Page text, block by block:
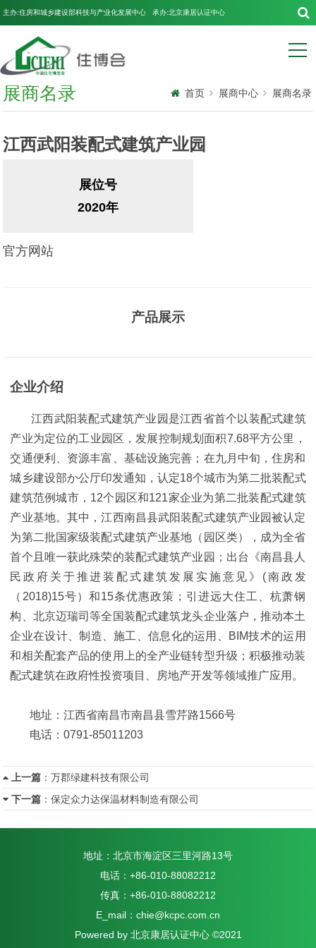
主办:住房和城乡建设部科技与产业化发展中心 承办:北京康居认证中心
展商名录 首页 展商中心 展商名录
江西武阳装配式建筑产业园
展位号
2020年
官方网站
产品展示
企业介绍
江西武阳装配式建筑产业园是江西省首个以装配式建筑
产业为定位的工业园区，发展控制规划面积7.68平方公里，
交通便利、资源丰富、基础设施完善；在九月中旬，住房和
城乡建设部か公厅印发通知，认定18个城市为第二批装配式
建筑范例城市，12个园区和121家企业为第二批装配式建筑
产业基地。其中，江西南昌县武阳装配式建筑产业园被认定
为第二批国家级装配式建筑产业基地（园区类），成为全省
首个且唯一获此殊荣的装配式建筑产业园；出台《南昌县人
民政府关于推进装配式建筑发展实施意见》(南政发
（2018)15号）和15条优惠政策；引进远大住工、杭萧钢
构、北京迈瑞司等全国装配式建筑龙头企业落户，推动本土
企业在设计、制造、施工、信息化的运用、BIM技术的运用
和相关配套产品的使用上的全产业链转型升级；积极推动装
配式建筑在政府性投资项目、房地产开发等领域推广应用。
地址：江西省南昌市南昌县雪芹路1566号
电话：0791-85011203
上一篇 ：万郡绿建科技有限公司
下一篇 ：保定众力达保温材料制造有限公司
地址：北京市海淀区三里河路13号
电话：+86-010-88082212
传真：+86-010-88082212
E_mail：chie@kcpc.com.cn
Powered by 北京康居认证中心 ©2021